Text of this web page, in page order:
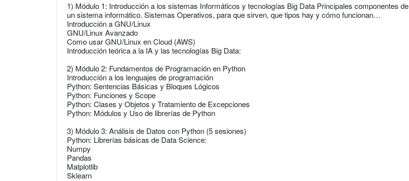
1) Módulo 1: Introducción a los sistemas Informáticos y tecnologías Big Data Principales componentes de
un sistema informático. Sistemas Operativos, para que sirven, que tipos hay y cómo funcionan…
Introducción a GNU/Linux
GNU/Linux Avanzado
Como usar GNU/Linux en Cloud (AWS)
Introducción teórica a la IA y las tecnologías Big Data:
2) Módulo 2: Fundamentos de Programación en Python
Introducción a los lenguajes de programación
Python: Sentencias Básicas y Bloques Lógicos
Python: Funciones y Scope
Python: Clases y Objetos y Tratamiento de Excepciones
Python: Módulos y Uso de librerías de Python
3) Módulo 3: Análisis de Datos con Python (5 sesiones)
Python: Librerías básicas de Data Science:
Numpy
Pandas
Matplotlib
Sklearn